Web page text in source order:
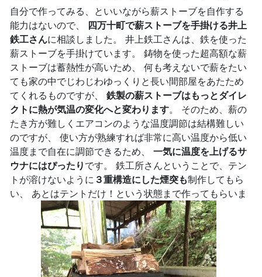
自分で作ってみる、といいながら薪ストーブを自作する
能力はないので、 四万十町で薪ストーブを手掛ける井上
鉄工さんに相談しました。 井上鉄工さんは、鉄を使った
薪ストーブを手掛けています。 鋳物を使った超高額な薪
ストーブは蓄熱性が高いため、 何も考えないで薪をたい
ても家の中でじわじわゆっくりと長い間部屋をあたため
てくれるものですが、 鉄製の薪ストーブはもっとダイレ
クトに熱が気温の変化へと変わります。 そのため、薪の
たき方が難しくエアコンのような温度調節は結構難しい
のですが、 使い方が熟練すれば非常に高い温度から低い
温度まで自在に調節できるため、 一気に温度を上げるサ
ウナにはぴったり です。 鉄工所さんということで、テン
トが溶けないように ３重構造にした煙突も制作してもら
い、 あとはテントだけ！という状態まで作ってもらいま